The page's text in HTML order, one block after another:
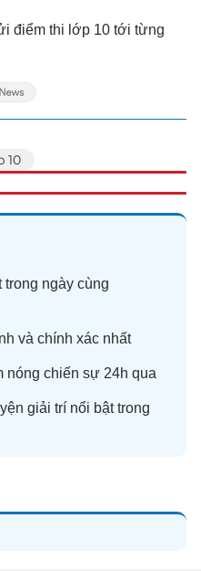
điểm thi lớp 10 tới từng
10
trong ngày cùng
và chính xác nhất
nóng chiến sự 24h qua
giải trí nổi bật trong